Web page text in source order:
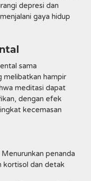
depresi dan
gaya hidup
sama
melibatkan hampir
meditasi dapat
dengan efek
kecemasan
penanda
kortisol dan detak